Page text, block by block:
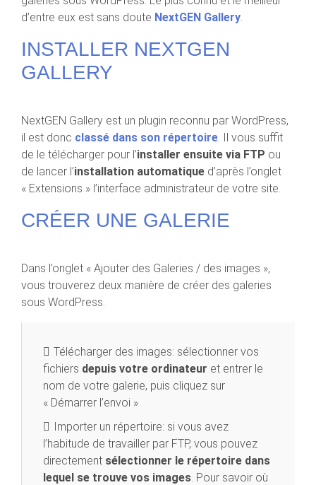
d’entre eux est sans doute NextGEN Gallery.
INSTALLER NEXTGEN
GALLERY
NextGEN Gallery est un plugin reconnu par WordPress,
il est donc classé dans son répertoire. Il vous suffit
de le télécharger pour l’installer ensuite via FTP ou
de lancer l’installation automatique d’après l’onglet
« Extensions » l’interface administrateur de votre site.
CRÉER UNE GALERIE
Dans l’onglet « Ajouter des Galeries / des images »,
vous trouverez deux manière de créer des galeries
sous WordPress.
Télécharger des images: sélectionner vos
fichiers depuis votre ordinateur et entrer le
nom de votre galerie, puis cliquez sur
« Démarrer l’envoi »
Importer un répertoire: si vous avez
l’habitude de travailler par FTP, vous pouvez
directement sélectionner le répertoire dans
lequel se trouve vos images. Pour savoir où